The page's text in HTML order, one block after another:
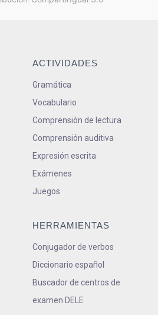
ACTIVIDADES
Gramática
Vocabulario
Comprensión de lectura
Comprensión auditiva
Expresión escrita
Exámenes
Juegos
HERRAMIENTAS
Conjugador de verbos
Diccionario español
Buscador de centros de
examen DELE